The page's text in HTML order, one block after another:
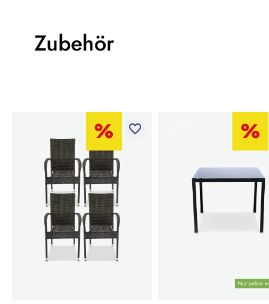
Zubehör
favorite_border
Nur online